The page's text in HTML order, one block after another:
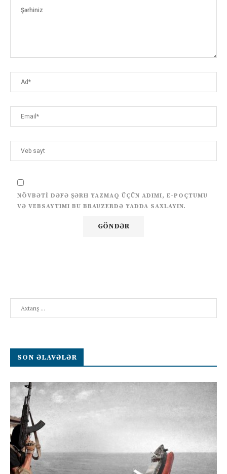
NÖVBƏTI DƏFƏ ŞƏRH YAZMAQ ÜÇÜN ADIMI, E-POÇTUMU
VƏ VEBSAYTIMI BU BRAUZERDƏ YADDA SAXLAYIN.
SON ƏLAVƏLƏR